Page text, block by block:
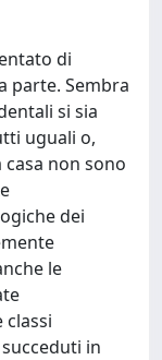
di
parte. Sembra
si sia
uguali o,
non sono
dei
le
in